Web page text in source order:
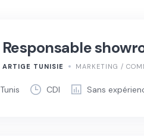
Responsable
ARTIGE TUNISIE MARKETING /
Tunis CDI Sans